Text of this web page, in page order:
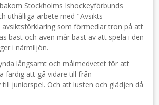
Stockholms Ishockeyförbunds
uthålliga arbete med "Avsikts-
avsiktsförklaring som förmedlar tron på att
bäst och även mår bäst av att spela i den
i närmiljön.
långsamt och målmedvetet för att
färdig att gå vidare till från
juniorspel. Och att lusten och glädjen då